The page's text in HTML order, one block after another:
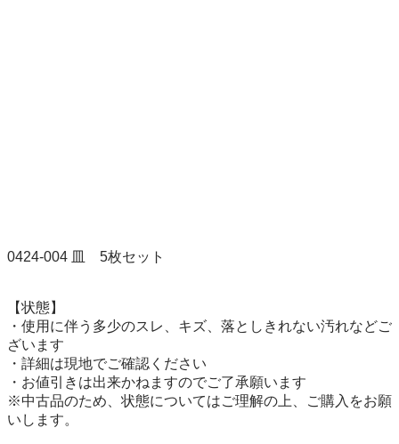
0424-004 皿　5枚セット
【状態】
・使用に伴う多少のスレ、キズ、落としきれない汚れなどご
ざいます
・詳細は現地でご確認ください
・お値引きは出来かねますのでご了承願います
※中古品のため、状態についてはご理解の上、ご購入をお願
いします。